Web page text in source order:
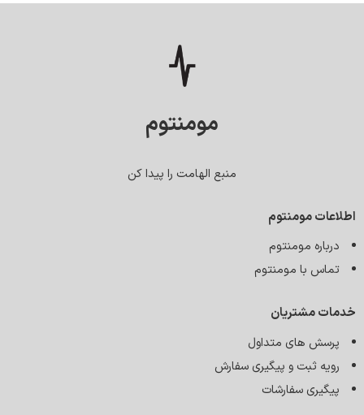
مومنتوم
منبع الهامت را پیدا کن
اطلاعات مومنتوم
درباره مومنتوم
تماس با مومنتوم
خدمات مشتریان
پرسش های متداول
رویه ثبت و پیگیری سفارش
پیگیری سفارشات